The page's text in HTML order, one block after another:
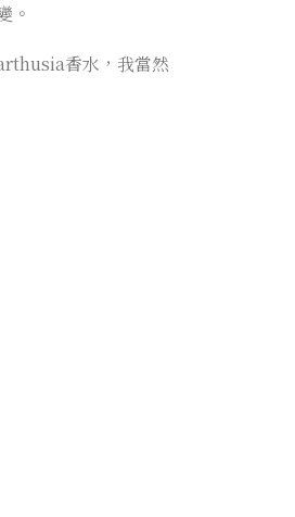
。
香水，我當然